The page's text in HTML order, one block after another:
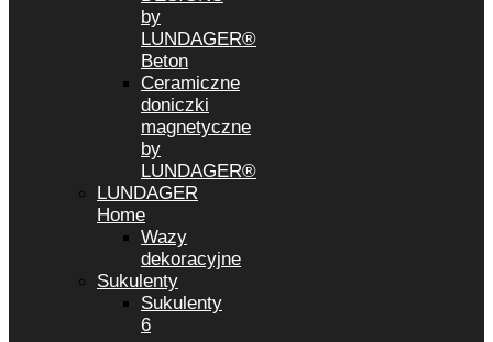
by
LUNDAGER®
Beton
Ceramiczne
doniczki
magnetyczne
by
LUNDAGER®
LUNDAGER
Home
Wazy
dekoracyjne
Sukulenty
Sukulenty
6